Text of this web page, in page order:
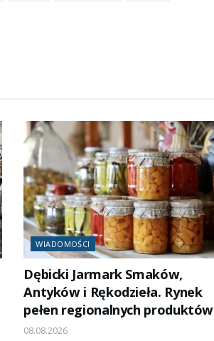
WIADOMOŚCI
Dębicki Jarmark Smaków,
Antyków i Rękodzieła. Rynek
pełen regionalnych produktów
08.08.2026